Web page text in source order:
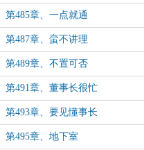
第485章、一点就通
第487章、蛮不讲理
第489章、不置可否
第491章、董事长很忙
第493章、要见懂事长
第495章、地下室